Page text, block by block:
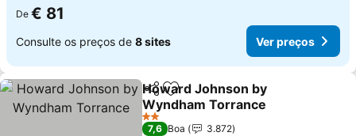
De € 81
Consulte os preços de 8 sites Ver preços
PartilharAdicionar aos favoritos
Howard Johnson by
Wyndham Torrance
2 Estrelas
7,6 Boa
3.872